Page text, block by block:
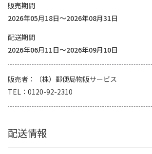
販売期間
2026年05月18日～2026年08月31日
配送期間
2026年06月11日～2026年09月10日
販売者
（株）郵便局物販サービス
TEL
0120-92-2310
配送情報